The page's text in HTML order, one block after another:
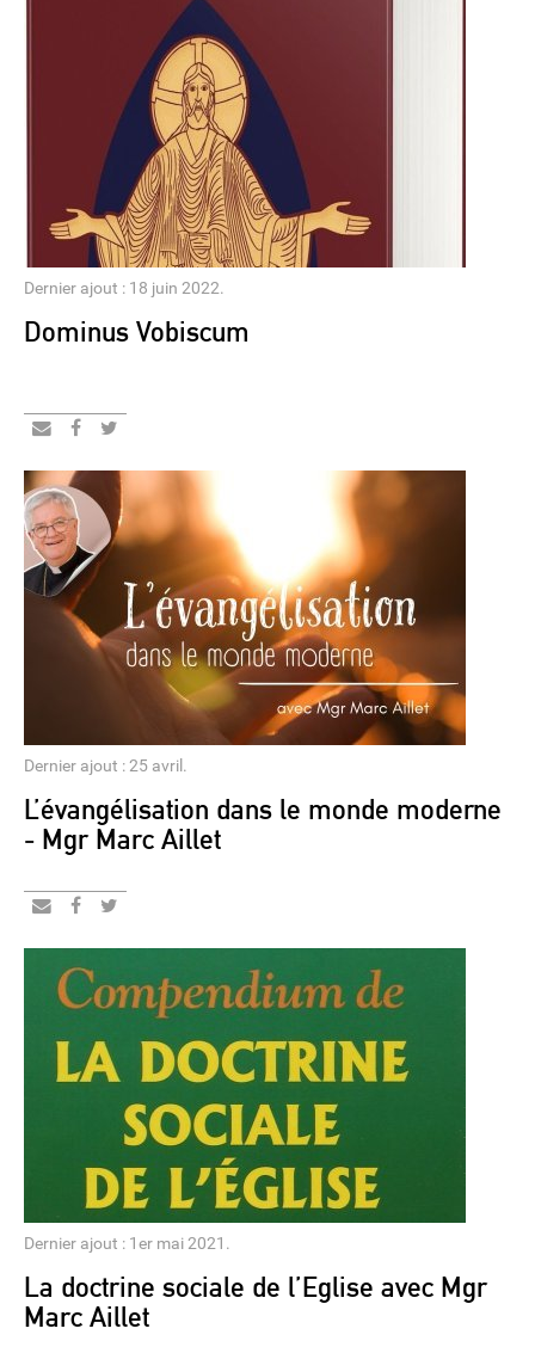
Dernier ajout : 18 juin 2022.
Dominus Vobiscum
Dernier ajout : 25 avril.
L’évangélisation dans le monde moderne
- Mgr Marc Aillet
Dernier ajout : 1er mai 2021.
La doctrine sociale de l’Eglise avec Mgr
Marc Aillet